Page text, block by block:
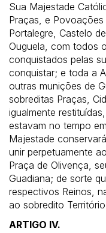
Sua Majestade
Praças, e
Portalegre, Castelo
Ouguela, com todos
conquistados pelas
conquistar; e toda a
outras munições de
sobreditas Praças,
igualmente
estavam no tempo
Majestade
unir perpetuamente
Praça de Olivença,
Guadiana; de sorte
respectivos Reinos,
ao sobredito
ARTIGO IV.